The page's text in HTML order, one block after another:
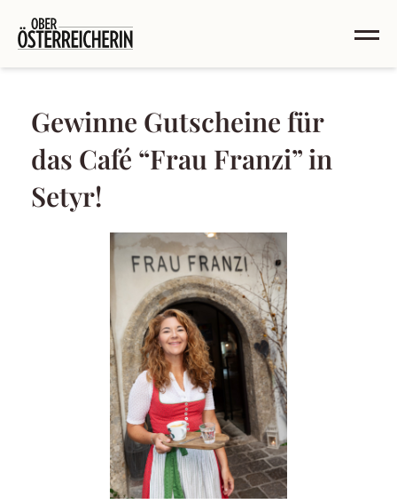
Gewinne Gutscheine für
das Café “Frau Franzi” in
Setyr!